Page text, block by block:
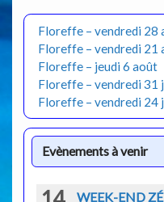
Floreffe – vendredi 28
Floreffe – vendredi 21
Floreffe – jeudi 6 août
Floreffe – vendredi 31
Floreffe – vendredi 24
Evènements à venir
WEEK-END